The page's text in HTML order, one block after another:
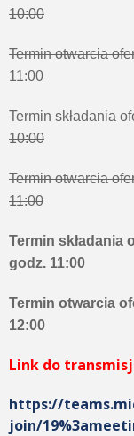
10:00
Termin otwarcia
11:00
Termin składania
10:00
Termin otwarcia
11:00
Termin składania
godz. 11:00
Termin otwarcia
12:00
Link do
https://
join/